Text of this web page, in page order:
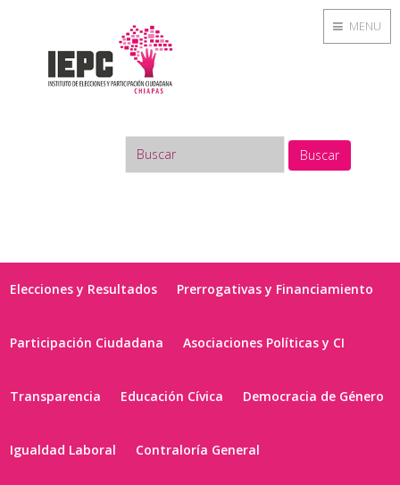
Buscar
Elecciones y Resultados Prerrogativas y Financiamiento
Participación Ciudadana Asociaciones Políticas y CI
Transparencia Educación Cívica Democracia de Género
Igualdad Laboral Contraloría General
MENU